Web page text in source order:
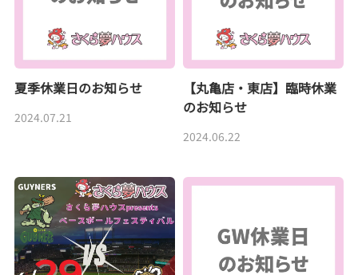
夏季休業日のお知らせ
2024.07.21
【丸亀店・東店】臨時休業
のお知らせ
2024.06.22